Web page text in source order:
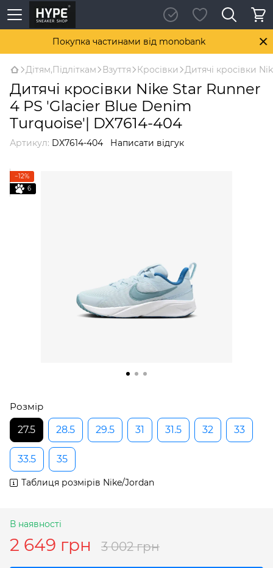
Покупка частинами від monobank
Дітям,Підліткам Взуття Кросівки Дитячі кросівки
Дитячі кросівки Nike Star Runner
4 PS 'Glacier Blue Denim
Turquoise'| DX7614-404
Артикул: DX7614-404 Написати відгук
−12%
6
Розмір
27.5
28.5 29.5 31 31.5 32 33
33.5 35
Таблиця розмірів Nike/Jordan
В наявності
2 649 грн 3 002 грн